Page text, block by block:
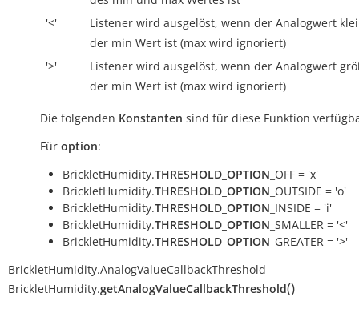
'<'
Listener wird ausgelöst, wenn der Analogwert
der min Wert ist (max wird ignoriert)
'>'
Listener wird ausgelöst, wenn der Analogwert
der min Wert ist (max wird ignoriert)
Die folgenden Konstanten sind für diese Funktion
Für option:
BrickletHumidity.THRESHOLD_OPTION _OFF = 'x'
BrickletHumidity.THRESHOLD_OPTION _OUTSIDE = 'o'
BrickletHumidity.THRESHOLD_OPTION _INSIDE = 'i'
BrickletHumidity.THRESHOLD_OPTION _SMALLER = '<'
BrickletHumidity.THRESHOLD_OPTION _GREATER = '>'
BrickletHumidity.AnalogValueCallbackThreshold
BrickletHumidity.getAnalogValueCallbackThreshold()